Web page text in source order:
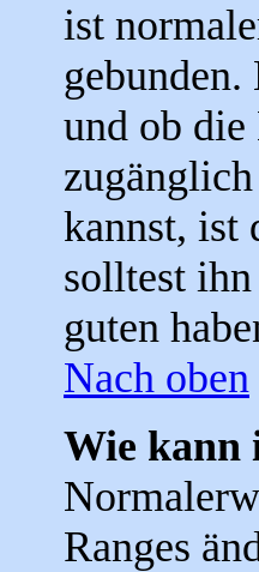
ist
und ob
kannst, ist
solltest
guten
Nach oben
Wie kann
Ranges